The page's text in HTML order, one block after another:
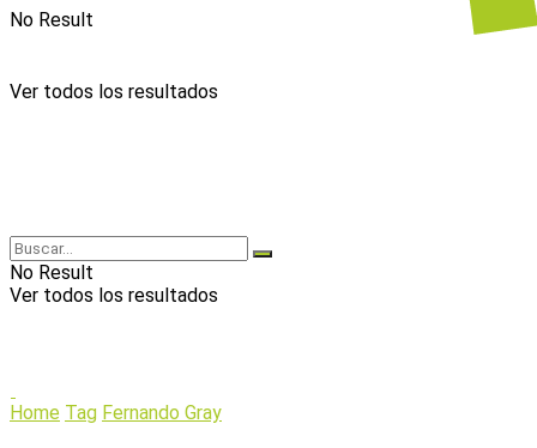
No Result
Ver todos los resultados
No Result
Ver todos los resultados
Home Tag Fernando Gray